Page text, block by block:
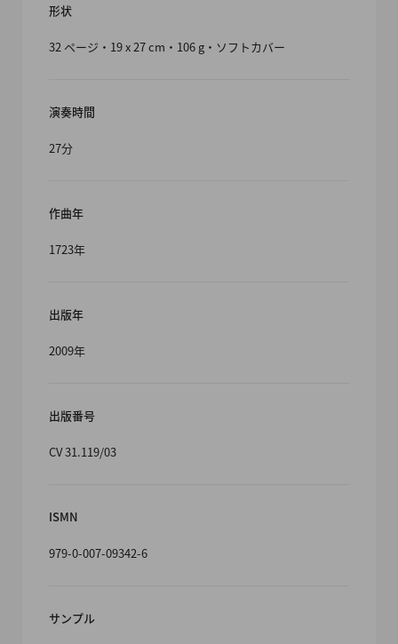
形状
32 ページ・19 x 27 cm・106 g・ソフトカバー
演奏時間
27分
作曲年
1723年
出版年
2009年
出版番号
CV 31.119/03
ISMN
979-0-007-09342-6
サンプル